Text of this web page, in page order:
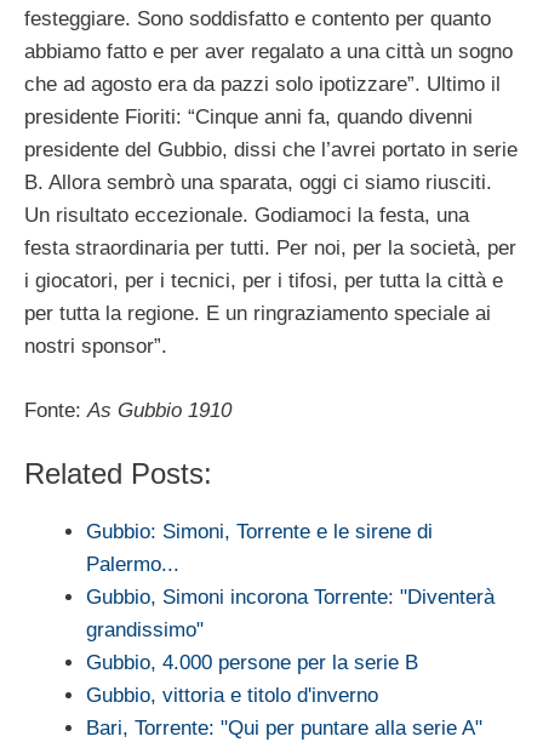
festeggiare. Sono soddisfatto e contento per quanto
abbiamo fatto e per aver regalato a una città un sogno
che ad agosto era da pazzi solo ipotizzare”. Ultimo il
presidente Fioriti: “Cinque anni fa, quando divenni
presidente del Gubbio, dissi che l’avrei portato in serie
B. Allora sembrò una sparata, oggi ci siamo riusciti.
Un risultato eccezionale. Godiamoci la festa, una
festa straordinaria per tutti. Per noi, per la società, per
i giocatori, per i tecnici, per i tifosi, per tutta la città e
per tutta la regione. E un ringraziamento speciale ai
nostri sponsor”.
Fonte:As Gubbio 1910
Related Posts:
Gubbio: Simoni, Torrente e le sirene di
Palermo...
Gubbio, Simoni incorona Torrente: "Diventerà
grandissimo"
Gubbio, 4.000 persone per la serie B
Gubbio, vittoria e titolo d'inverno
Bari, Torrente: "Qui per puntare alla serie A"